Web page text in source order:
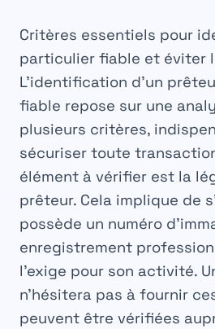
Critères essentiels pour
particulier fiable et éviter
L’identification d’un
fiable repose sur une
plusieurs critères,
sécuriser toute
élément à vérifier est la
prêteur. Cela implique de
possède un numéro
enregistrement
l’exige pour son activité.
n’hésitera pas à fournir
peuvent être vérifiées